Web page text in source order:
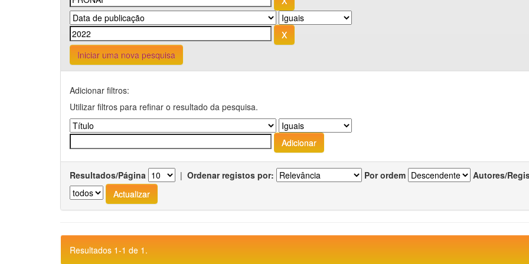
Iniciar uma nova pesquisa
Adicionar filtros:
Utilizar filtros para refinar o resultado da pesquisa.
Resultados/Página | Ordenar registos por: Por ordem Autores/
Resultados 1-1 de 1.